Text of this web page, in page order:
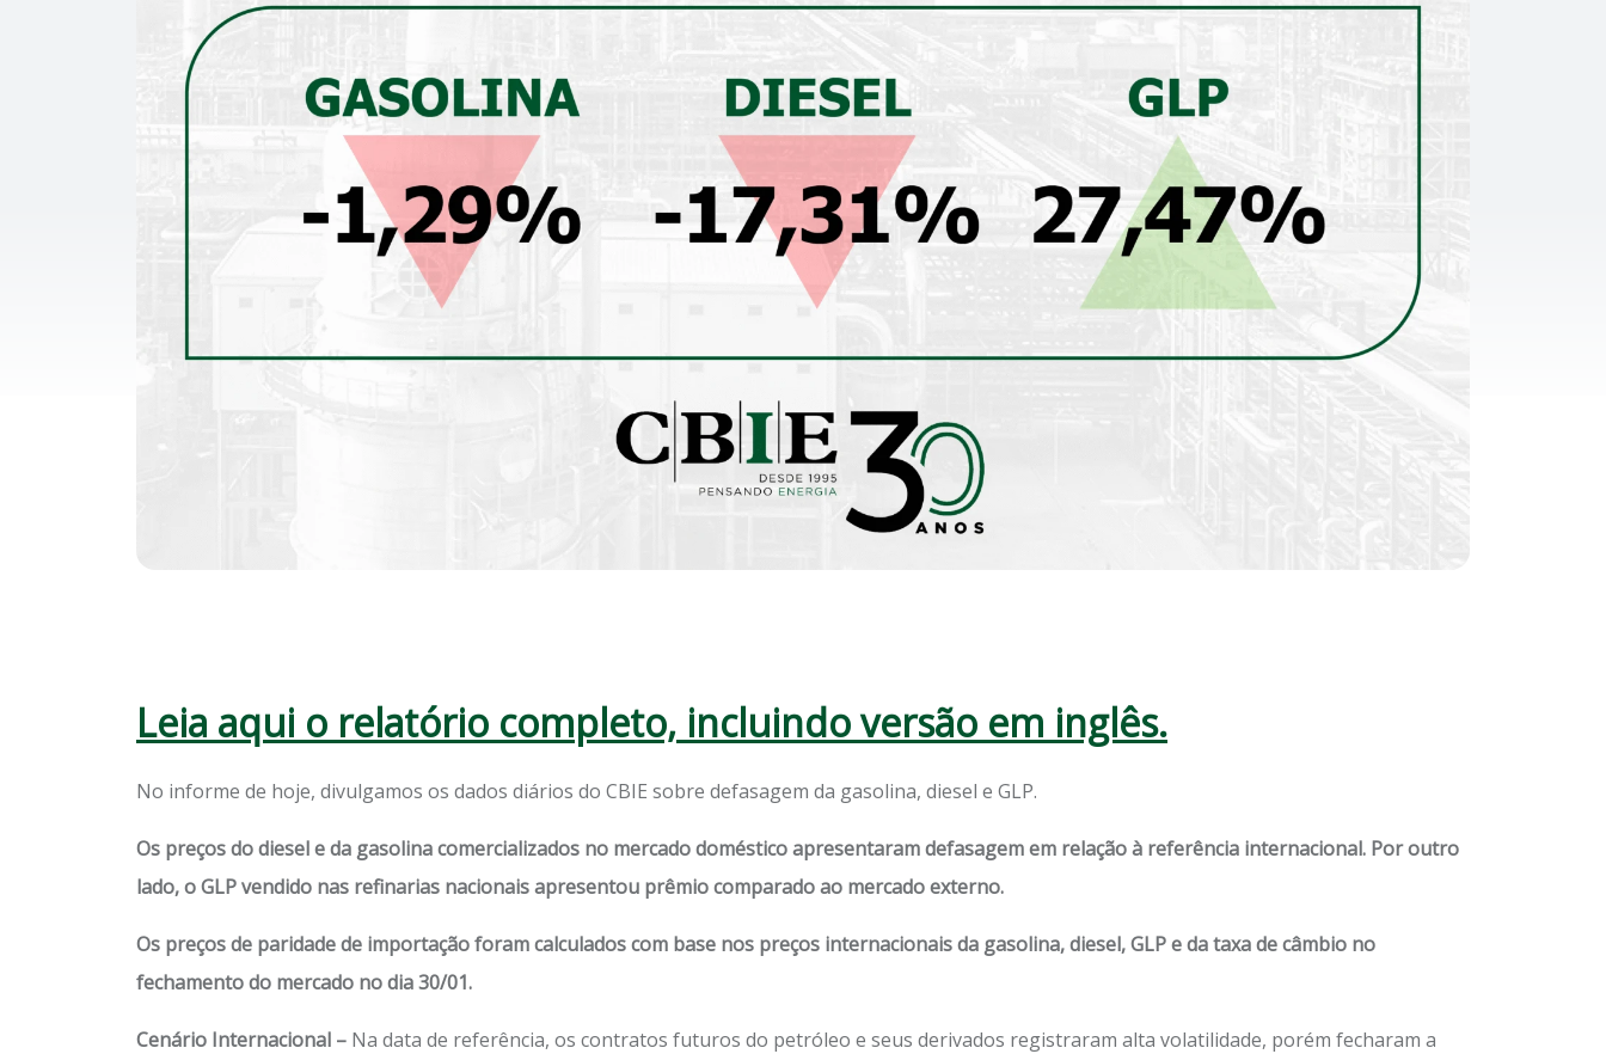
Leia aqui o relatório completo, incluindo versão em inglês.
No informe de hoje, divulgamos os dados diários do CBIE sobre defasagem da gasolina, diesel e GLP.
Os preços do diesel e da gasolina comercializados no mercado doméstico apresentaram defasagem em relação à referência internacional. Por outro
lado, o GLP vendido nas refinarias nacionais apresentou prêmio comparado ao mercado externo.
Os preços de paridade de importação foram calculados com base nos preços internacionais da gasolina, diesel, GLP e da taxa de câmbio no
fechamento do mercado no dia 30/01.
Cenário Internacional – Na data de referência, os contratos futuros do petróleo e seus derivados registraram alta volatilidade, porém fecharam a